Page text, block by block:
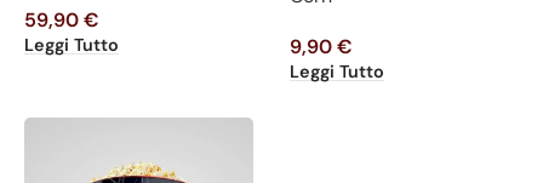
59,90€
Leggi Tutto
9,90€
Leggi Tutto